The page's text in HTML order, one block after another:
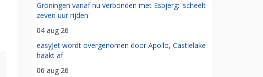
Groningen vanaf nu verbonden met Esbjerg: 'scheelt
zeven uur rijden'
04 aug 26
easyJet wordt overgenomen door Apollo, Castlelake
haakt af
06 aug 26